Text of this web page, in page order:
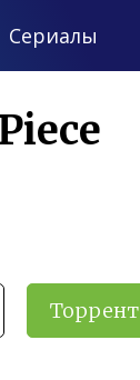
Сериалы
Торрент